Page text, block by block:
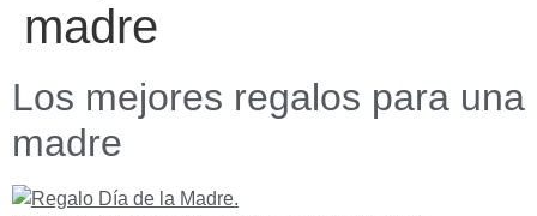
madre
Los mejores regalos para una
madre